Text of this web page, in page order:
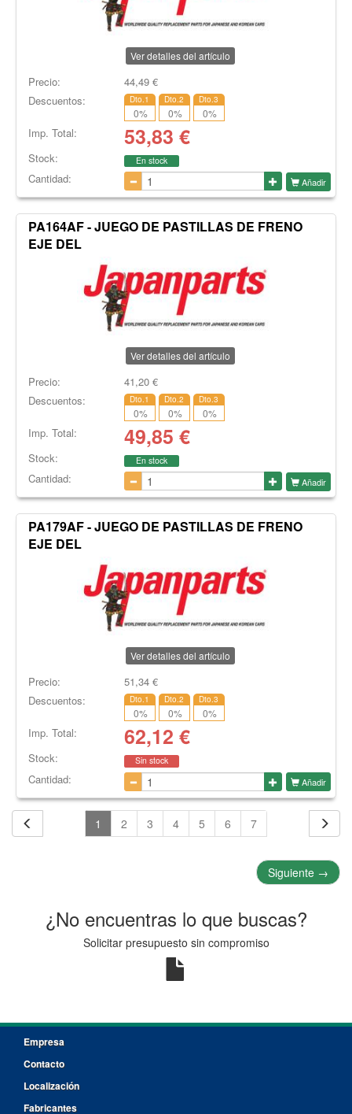
Ver detalles del artículo
Precio: 44,49€
Descuentos:
Dto.1
0%
Dto.2
0%
Dto.3
0%
Imp. Total: 53,83 €
Stock: En stock
Cantidad: Añadir
PA164AF - JUEGO DE PASTILLAS DE FRENO
EJE DEL
Ver detalles del artículo
Precio: 41,20€
Descuentos:
Dto.1
0%
Dto.2
0%
Dto.3
0%
Imp. Total: 49,85 €
Stock: En stock
Cantidad: Añadir
PA179AF - JUEGO DE PASTILLAS DE FRENO
EJE DEL
Ver detalles del artículo
Precio: 51,34€
Descuentos:
Dto.1
0%
Dto.2
0%
Dto.3
0%
Imp. Total: 62,12 €
Stock: Sin stock
Cantidad: Añadir
1 2 3 4 5 6 7
Siguiente →
¿No encuentras lo que buscas?
Solicitar presupuesto sin compromiso
Empresa
Contacto
Localización
Fabricantes